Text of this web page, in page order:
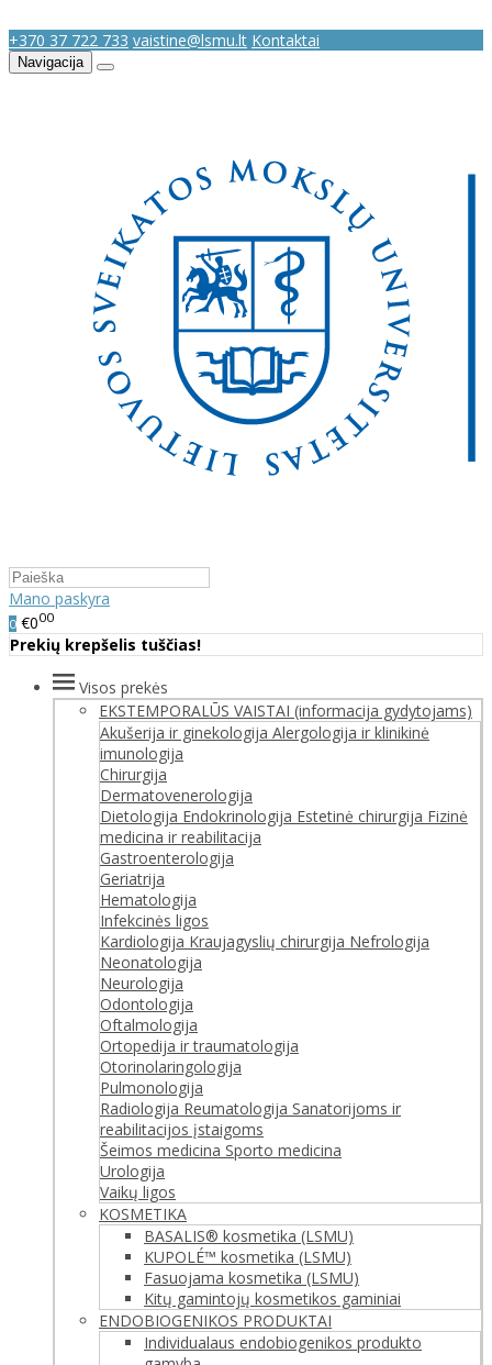
+370 37 722 733 vaistine@lsmu.lt Kontaktai
Navigacija
Mano paskyra
0 €000
Prekių krepšelis tuščias!
Visos prekės
EKSTEMPORALŪS VAISTAI (informacija gydytojams)
Akušerija ir ginekologija Alergologija ir klinikinė
imunologija
Chirurgija
Dermatovenerologija
Dietologija Endokrinologija Estetinė chirurgija Fizinė
medicina ir reabilitacija
Gastroenterologija
Geriatrija
Hematologija
Infekcinės ligos
Kardiologija Kraujagyslių chirurgija Nefrologija
Neonatologija
Neurologija
Odontologija
Oftalmologija
Ortopedija ir traumatologija
Otorinolaringologija
Pulmonologija
Radiologija Reumatologija Sanatorijoms ir
reabilitacijos įstaigoms
Šeimos medicina Sporto medicina
Urologija
Vaikų ligos
KOSMETIKA
BASALIS® kosmetika (LSMU)
KUPOLÉ™ kosmetika (LSMU)
Fasuojama kosmetika (LSMU)
Kitų gamintojų kosmetikos gaminiai
ENDOBIOGENIKOS PRODUKTAI
Individualaus endobiogenikos produkto